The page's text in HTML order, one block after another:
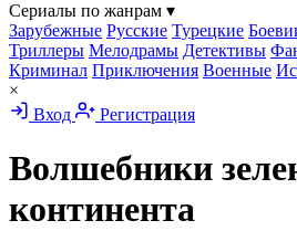
Сериалы по жанрам ▾
Зарубежные Русские Турецкие
Триллеры Мелодрамы Детективы
Криминал Приключения Военные
×
Вход
Регистрация
Волшебники
континента